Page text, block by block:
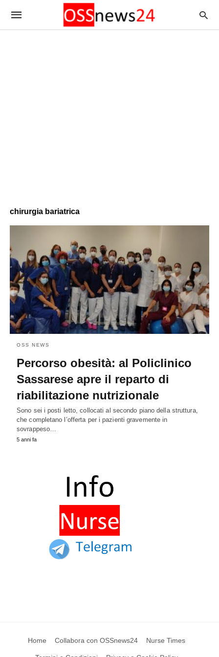
chirurgia bariatrica
OSS NEWS
Percorso obesità: al Policlinico
Sassarese apre il reparto di
riabilitazione nutrizionale
Sono sei i posti letto, collocati al secondo piano della struttura,
che completano l’offerta per i pazienti gravemente in
sovrappeso…
5 anni fa
Home Collabora con OSSnews24 Nurse Times